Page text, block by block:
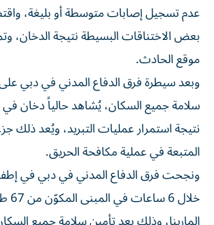
عدم تسجيل إصابات متوسطة أو بليغة،
بعض الاختناقات البسيطة نتيجة الدخان،
موقع الحادث.
وبعد سيطرة فرق الدفاع المدني في دبي
سلامة جميع السكان، يُشاهد حالياً دخان
نتيجة استمرار عمليات التبريد، ويُعد ذلك
المتبعة في عملية مكافحة الحريق.
ونجحت فرق الدفاع المدني في دبي في